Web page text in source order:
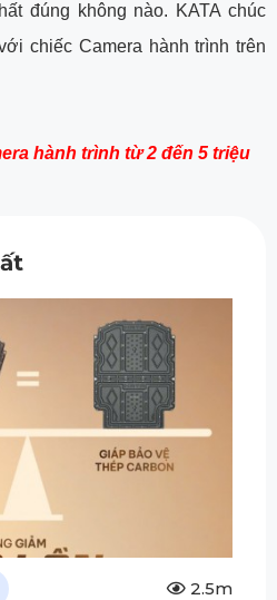
đúng không nào. KATA chúc
chiếc Camera hành trình trên
hành trình từ 2 đến 5 triệu
2.5m